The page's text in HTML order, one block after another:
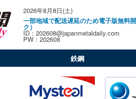
2026年8月8日(土)
一部地域で配送遅延のため電子版無料
ク）
ID：202608@japanmetaldaily.com
PW：202608
鉄鋼